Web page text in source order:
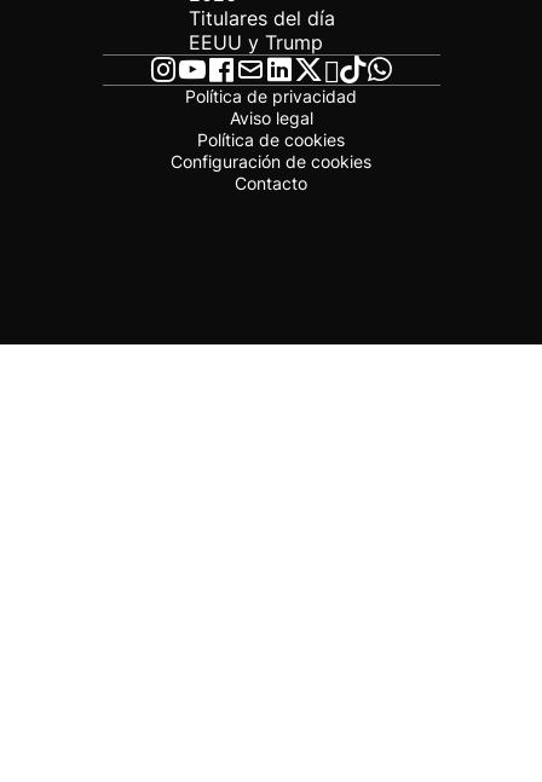
Titulares del día
EEUU y Trump
Política de privacidad
Aviso legal
Política de cookies
Configuración de cookies
Contacto